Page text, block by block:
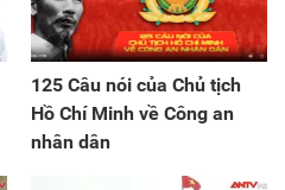
125 Câu nói của Chủ tịch
Hồ Chí Minh về Công an
nhân dân